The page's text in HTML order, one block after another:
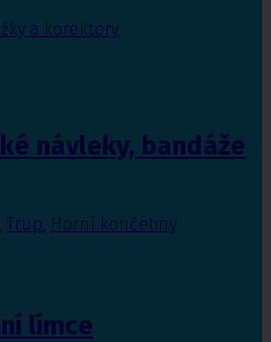
a korektory
návleky, bandáže
, Trup, Horní končetiny
límce